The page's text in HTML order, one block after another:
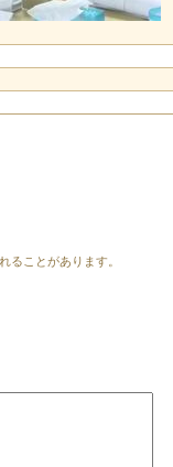
ることがあります。